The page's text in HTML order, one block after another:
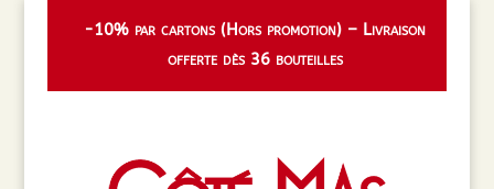
-10% par cartons (Hors promotion) – Livraison
offerte dès 36 bouteilles